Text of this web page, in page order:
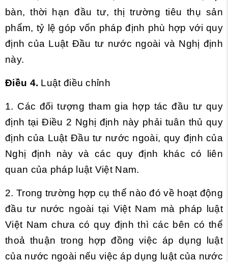
bàn, thời hạn đầu tư, thị trường tiêu thụ sản
phẩm, tỷ lệ góp vốn pháp định phù hợp với quy
định của Luật Đầu tư nước ngoài và Nghị định
này.
Điều 4. Luật điều chỉnh
1. Các đối tượng tham gia hợp tác đầu tư quy
định tại Điều 2 Nghị định này phải tuân thủ quy
định của Luật Đầu tư nước ngoài, quy định của
Nghị định này và các quy định khác có liên
quan của pháp luật Việt Nam.
2. Trong trường hợp cụ thể nào đó về hoạt động
đầu tư nước ngoài tại Việt Nam mà pháp luật
Việt Nam chưa có quy định thì các bên có thể
thoả thuận trong hợp đồng việc áp dụng luật
của nước ngoài nếu việc áp dụng luật của nước